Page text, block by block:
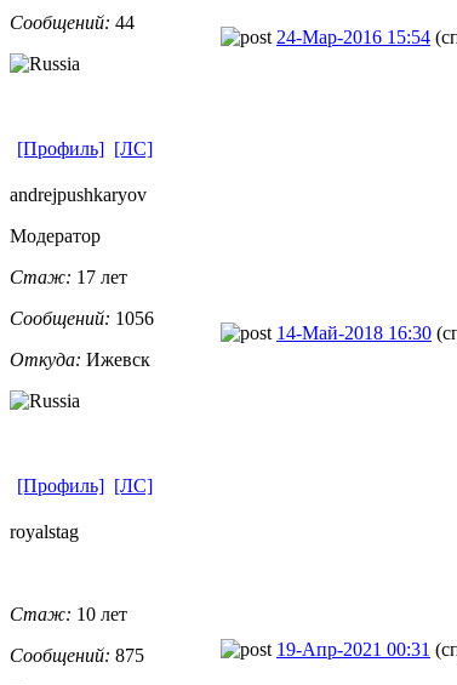
Сообщений: 44
24-Мар-2016 15:54
[Профиль] [ЛС]
andrejpushka​ryov
Модератор
Стаж: 17 лет
Сообщений: 1056
Откуда: Ижевск
14-Май-2018 16:30
[Профиль] [ЛС]
royalstag
Стаж: 10 лет
Сообщений: 875 19-Апр-2021 00:31